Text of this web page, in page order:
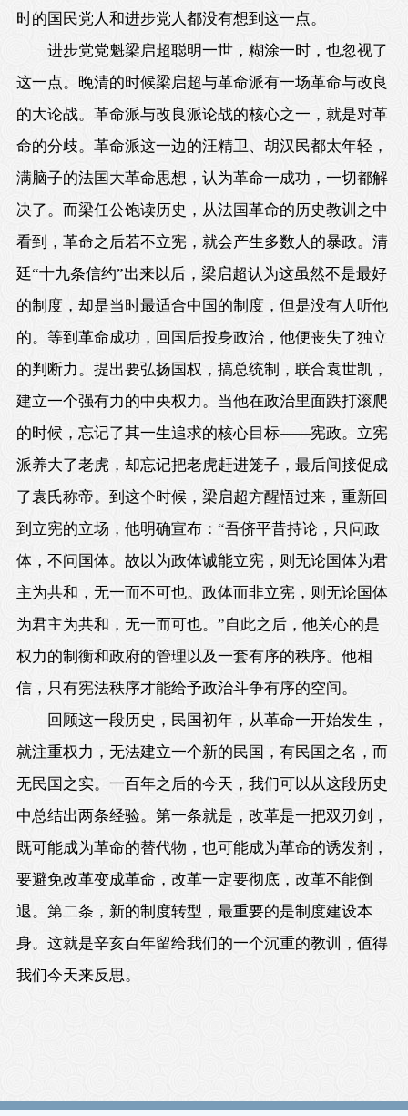
时的国民党人和进步党人都没有想到这一点。
进步党党魁梁启超聪明一世，糊涂一时，也忽视了
这一点。晚清的时候梁启超与革命派有一场革命与改良
的大论战。革命派与改良派论战的核心之一，就是对革
命的分歧。革命派这一边的汪精卫、胡汉民都太年轻，
满脑子的法国大革命思想，认为革命一成功，一切都解
决了。而梁任公饱读历史，从法国革命的历史教训之中
看到，革命之后若不立宪，就会产生多数人的暴政。清
廷“十九条信约”出来以后，梁启超认为这虽然不是最好
的制度，却是当时最适合中国的制度，但是没有人听他
的。等到革命成功，回国后投身政治，他便丧失了独立
的判断力。提出要弘扬国权，搞总统制，联合袁世凯，
建立一个强有力的中央权力。当他在政治里面跌打滚爬
的时候，忘记了其一生追求的核心目标——宪政。立宪
派养大了老虎，却忘记把老虎赶进笼子，最后间接促成
了袁氏称帝。到这个时候，梁启超方醒悟过来，重新回
到立宪的立场，他明确宣布：“吾侪平昔持论，只问政
体，不问国体。故以为政体诚能立宪，则无论国体为君
主为共和，无一而不可也。政体而非立宪，则无论国体
为君主为共和，无一而可也。”自此之后，他关心的是
权力的制衡和政府的管理以及一套有序的秩序。他相
信，只有宪法秩序才能给予政治斗争有序的空间。
回顾这一段历史，民国初年，从革命一开始发生，
就注重权力，无法建立一个新的民国，有民国之名，而
无民国之实。一百年之后的今天，我们可以从这段历史
中总结出两条经验。第一条就是，改革是一把双刃剑，
既可能成为革命的替代物，也可能成为革命的诱发剂，
要避免改革变成革命，改革一定要彻底，改革不能倒
退。第二条，新的制度转型，最重要的是制度建设本
身。这就是辛亥百年留给我们的一个沉重的教训，值得
我们今天来反思。